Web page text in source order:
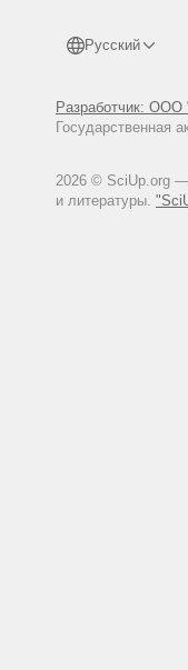
Русский
Разработчик: ООО
Государственная
2026 © SciUp.org —
и литературы.